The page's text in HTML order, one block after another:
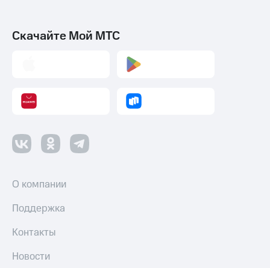
Скачайте Мой МТС
О компании
Поддержка
Контакты
Новости